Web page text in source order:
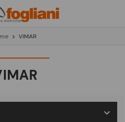
VIMAR